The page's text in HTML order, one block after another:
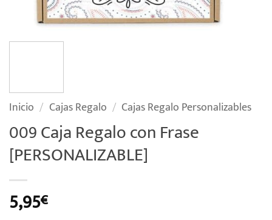
Inicio / Cajas Regalo / Cajas Regalo Personalizables
009 Caja Regalo con Frase
[PERSONALIZABLE]
5,95€